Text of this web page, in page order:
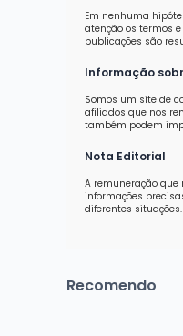
Em nenhuma
atenção os termos
publicações são
Informação
Somos um site de
afiliados que nos
também podem
Nota Editorial
A remuneração
informações
diferentes situações.
Recomendo